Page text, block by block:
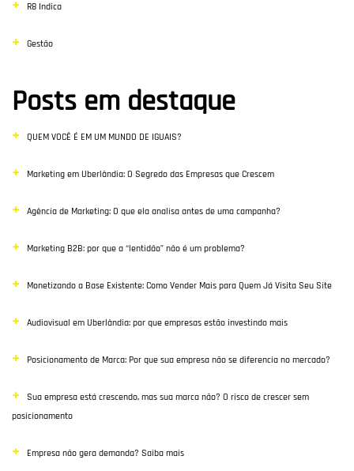
R8 Indica
Gestão
Posts em destaque
QUEM VOCÊ É EM UM MUNDO DE IGUAIS?
Marketing em Uberlândia: O Segredo das Empresas que Crescem
Agência de Marketing: O que ela analisa antes de uma campanha?
Marketing B2B: por que a “lentidão” não é um problema?
Monetizando a Base Existente: Como Vender Mais para Quem Já Visita Seu Site
Audiovisual em Uberlândia: por que empresas estão investindo mais
Posicionamento de Marca: Por que sua empresa não se diferencia no mercado?
Sua empresa está crescendo, mas sua marca não? O risco de crescer sem
posicionamento
Empresa não gera demanda? Saiba mais